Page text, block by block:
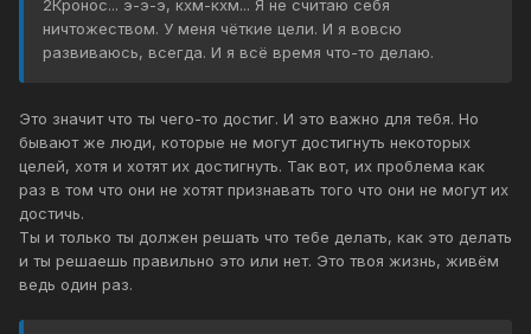
2Кронос... э-э-э, кхм-кхм... Я не считаю себя
ничтожеством. У меня чёткие цели. И я вовсю
развиваюсь, всегда. И я всё время что-то делаю.
Это значит что ты чего-то достиг. И это важно для тебя. Но
бывают же люди, которые не могут достигнуть некоторых
целей, хотя и хотят их достигнуть. Так вот, их проблема как
раз в том что они не хотят признавать того что они не могут их
достичь.
Ты и только ты должен решать что тебе делать, как это делать
и ты решаешь правильно это или нет. Это твоя жизнь, живём
ведь один раз.